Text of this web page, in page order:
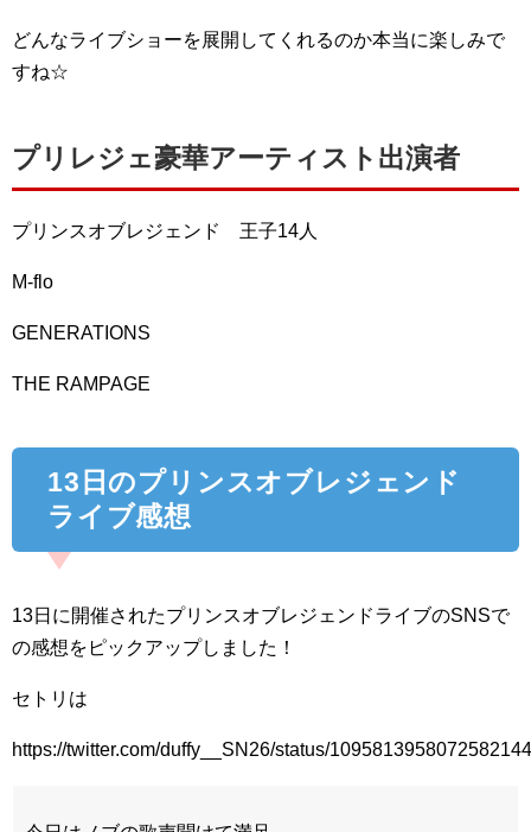
どんなライブショーを展開してくれるのか本当に楽しみで
すね☆
プリレジェ豪華アーティスト出演者
プリンスオブレジェンド 王子14人
M-flo
GENERATIONS
THE RAMPAGE
13日のプリンスオブレジェンド
ライブ感想
13日に開催されたプリンスオブレジェンドライブのSNSで
の感想をピックアップしました！
セトリは
https://twitter.com/duffy__SN26/status/1095813958072582144